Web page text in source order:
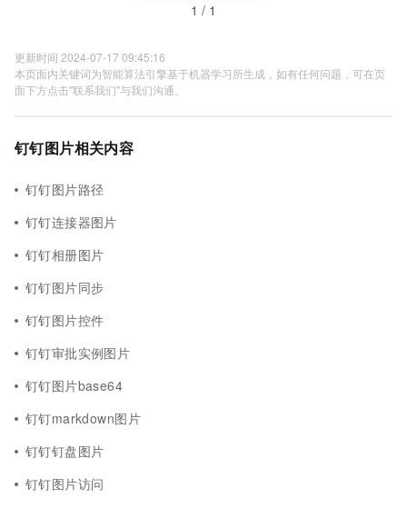
1 / 1
更新时间 2024-07-17 09:45:16
本页面内关键词为智能算法引擎基于机器学习所生成，如有任何问题，可在页
面下方点击"联系我们"与我们沟通。
钉钉图片相关内容
钉钉图片路径
钉钉连接器图片
钉钉相册图片
钉钉图片同步
钉钉图片控件
钉钉审批实例图片
钉钉图片base64
钉钉markdown图片
钉钉钉盘图片
钉钉图片访问